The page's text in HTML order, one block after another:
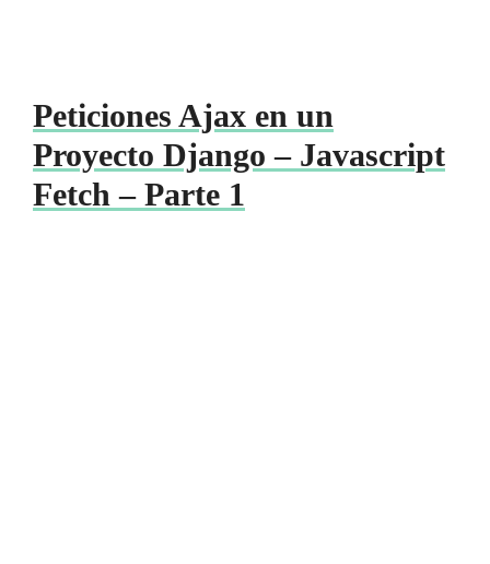
Peticiones Ajax en un
Proyecto Django – Javascript
Fetch – Parte 1